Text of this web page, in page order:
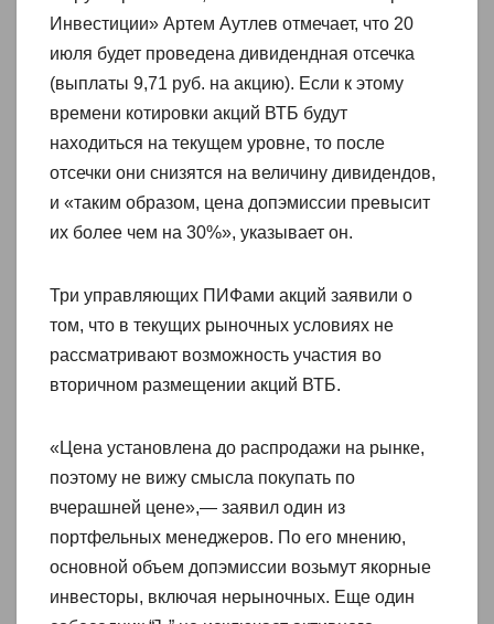
Инвестиции» Артем Аутлев отмечает, что 20
июля будет проведена дивидендная отсечка
(выплаты 9,71 руб. на акцию). Если к этому
времени котировки акций ВТБ будут
находиться на текущем уровне, то после
отсечки они снизятся на величину дивидендов,
и «таким образом, цена допэмиссии превысит
их более чем на 30%», указывает он.
Три управляющих ПИФами акций заявили о
том, что в текущих рыночных условиях не
рассматривают возможность участия во
вторичном размещении акций ВТБ.
«Цена установлена до распродажи на рынке,
поэтому не вижу смысла покупать по
вчерашней цене»,— заявил один из
портфельных менеджеров. По его мнению,
основной объем допэмиссии возьмут якорные
инвесторы, включая нерыночных. Еще один